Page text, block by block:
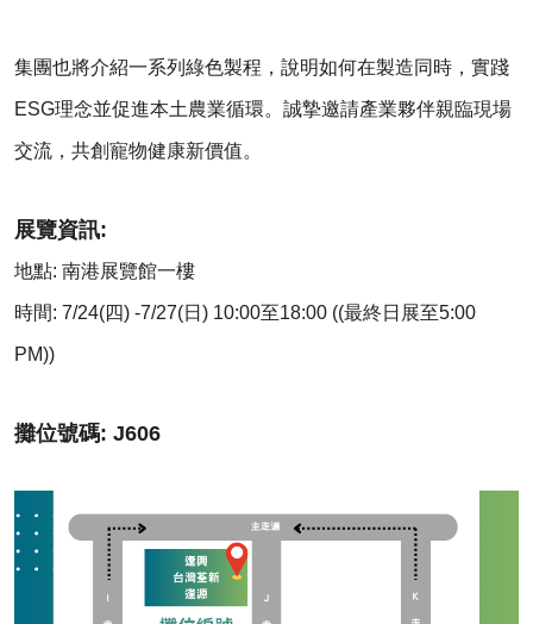
集團也將介紹一系列綠色製程，說明如何在製造同時，實踐
ESG理念並促進本土農業循環。誠摯邀請產業夥伴親臨現場
交流，共創寵物健康新價值。
展覽資訊:
地點: 南港展覽館一樓
時間: 7/24(四) -7/27(日) 10:00至18:00 ((最終日展至5:00
PM))
攤位號碼: J606